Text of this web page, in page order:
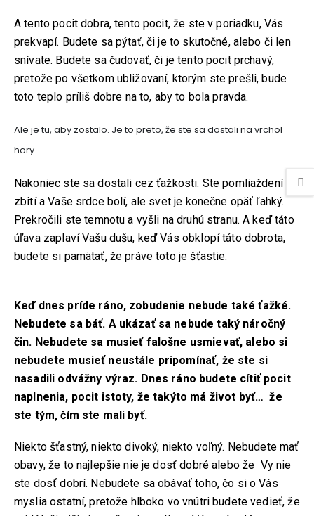
A tento pocit dobra, tento pocit, že ste v poriadku, Vás
prekvapí. Budete sa pýtať, či je to skutočné, alebo či len
snívate. Budete sa čudovať, či je tento pocit prchavý,
pretože po všetkom ubližovaní, ktorým ste prešli, bude
toto teplo príliš dobre na to, aby to bola pravda.
Ale je tu, aby zostalo. Je to preto, že ste sa dostali na vrchol
hory.
Nakoniec ste sa dostali cez ťažkosti. Ste pomliaždení a
zbití a Vaše srdce bolí, ale svet je konečne opäť ľahký.
Prekročili ste temnotu a vyšli na druhú stranu. A keď táto
úľava zaplaví Vašu dušu, keď Vás obklopí táto dobrota,
budete si pamätať, že práve toto je šťastie.
Keď dnes príde ráno, zobudenie nebude také ťažké.
Nebudete sa báť. A ukázať sa nebude taký náročný
čin. Nebudete sa musieť falošne usmievať, alebo si
nebudete musieť neustále pripomínať, že ste si
nasadili odvážny výraz. Dnes ráno budete cítiť pocit
naplnenia, pocit istoty, že takýto má život byť… že
ste tým, čím ste mali byť.
Niekto šťastný, niekto divoký, niekto voľný. Nebudete mať
obavy, že to najlepšie nie je dosť dobré alebo že Vy nie
ste dosť dobrí. Nebudete sa obávať toho, čo si o Vás
myslia ostatní, pretože hlboko vo vnútri budete vedieť, že